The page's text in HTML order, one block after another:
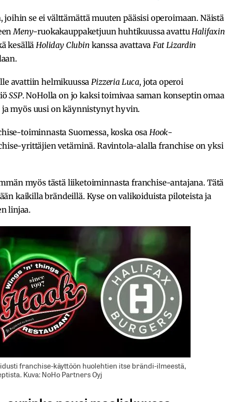
se ei välttämättä muuten pääsisi operoimaan. Näistä
Meny-ruokakauppaketjuun huhtikuussa avattu Halifaxin
kesällä Holiday Clubin kanssa avattava Fat Lizardin
avattiin helmikuussa Pizzeria Luca, jota operoi
SSP. NoHolla on jo kaksi toimivaa saman konseptin omaa
ja myös uusi on käynnistynyt hyvin.
toiminnasta Suomessa, koska osa Hook-
yrittäjien vetäminä. Ravintola-alalla franchise on yksi
myös tästä liiketoiminnasta franchise-antajana. Tätä
kaikilla brändeillä. Kyse on valikoiduista piloteista ja
linjaa.
franchise-käyttöön huolehtien itse brändi-ilmeestä,
Kuva: NoHo Partners Oyj